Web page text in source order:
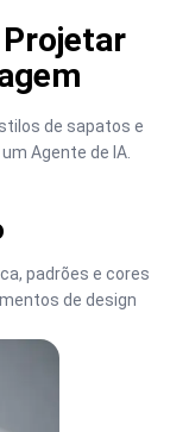
de sapatos e
Agente de IA.
padrões e cores
de design